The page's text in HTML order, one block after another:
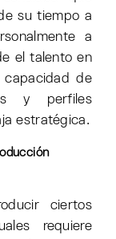
su tiempo a
a
el talento en
capacidad de
y perfiles
estratégica.
ciertos
requiere